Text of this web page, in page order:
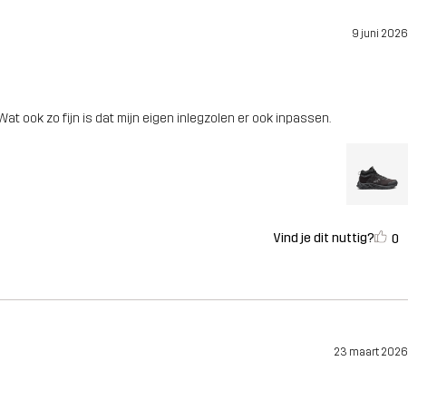
9 juni 2026
ook zo fijn is dat mijn eigen inlegzolen er ook inpassen.
Vind je dit nuttig? 0
23 maart 2026